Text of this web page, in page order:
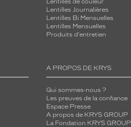
Lentilles de couleur
Lentilles Journalières
Lentilles Bi Mensuelles
Lentilles Mensuelles
Produits d'entretien
A PROPOS DE KRYS
Qui sommes-nous ?
Les preuves de la confiance
Espace Presse
A propos de KRYS GROUP
La Fondation KRYS GROUP